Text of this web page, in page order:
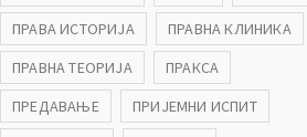
ПРАВА ИСТОРИЈА
ПРАВНА КЛИНИКА
ПРАВНА ТЕОРИЈА
ПРАКСА
ПРЕДАВАЊЕ
ПРИЈЕМНИ ИСПИТ